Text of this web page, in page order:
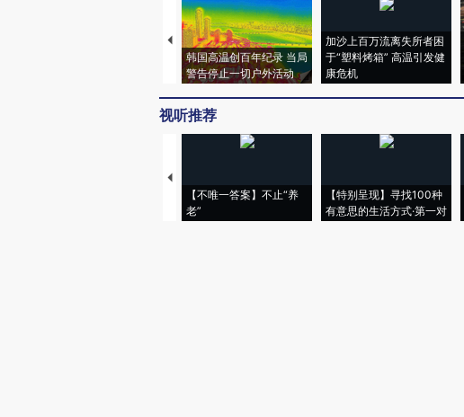
韩国高温创百年纪录 当局
警告停止一切户外活动
加沙上百万流离失所者困
于“塑料烤箱” 高温引发健
康危机
视听推荐
【不唯一答案】不止“养
老”
【特别呈现】寻找100种
有意思的生活方式·第一对